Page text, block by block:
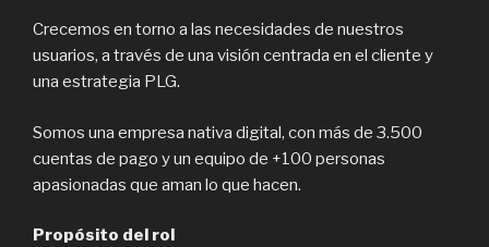
Crecemos en torno a las necesidades de nuestros
usuarios, a través de una visión centrada en el cliente y
una estrategia PLG.
Somos una empresa nativa digital, con más de 3.500
cuentas de pago y un equipo de +100 personas
apasionadas que aman lo que hacen.
Propósito del rol